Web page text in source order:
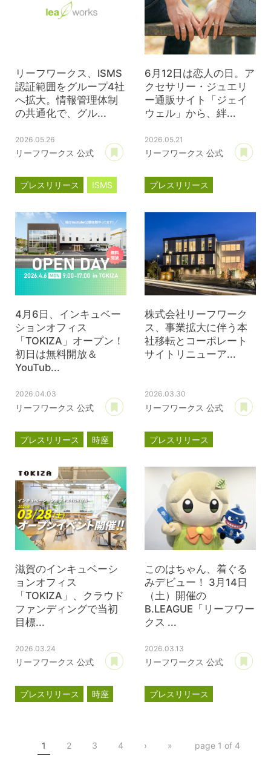
リーフワークス、ISMS
認証範囲をグループ4社
へ拡大。情報管理体制
の共通化で、グル...
2026.05.26
リーフワークス 公式
あとで読む
プレスリリース ISMS
6月12日は恋人の日。ア
クセサリー・ジュエリ
ー通販サイト「ジェイ
ウェル」から、絆...
2026.05.21
リーフワークス 公式
プレスリリース
4月6日、インキュベー
ションオフィス
「TOKIZA」オープン！
初日は無料開放＆
YouTub...
2026.04.03
リーフワークス 公式
あとで読む
プレスリリース
時座
インキュベーション
株式会社リーフワーク
ス、事業拡大に伴う本
社移転とコーポレート
サイトリニューア...
2026.03.30
リーフワークス 公式
プレスリリース
滋賀のインキュベーシ
ョンオフィス
「TOKIZA」、クラウド
ファンディングで当初
目標...
2026.03.24
リーフワークス 公式
あとで読む
プレスリリース
時座
クラウドファンディング
このはちゃん、着ぐる
みデビュー！ 3月14日
（土）開催の
B.LEAGUE「リーフワー
クス ...
2026.03.13
リーフワークス 公式
プレスリリース
1
2 3 4 › » page 1 of 4